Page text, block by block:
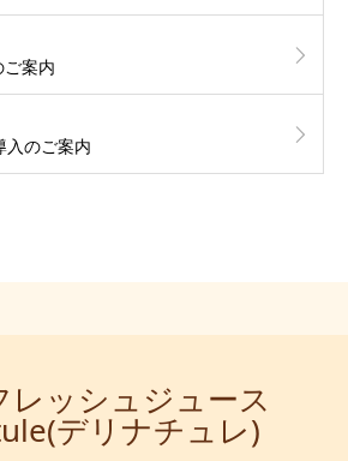
案内
入のご案内
レッシュジュース
デリナチュレ)